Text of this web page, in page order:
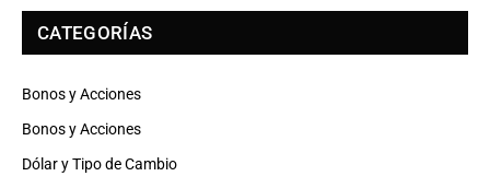
CATEGORÍAS
Bonos y Acciones
Bonos y Acciones
Dólar y Tipo de Cambio